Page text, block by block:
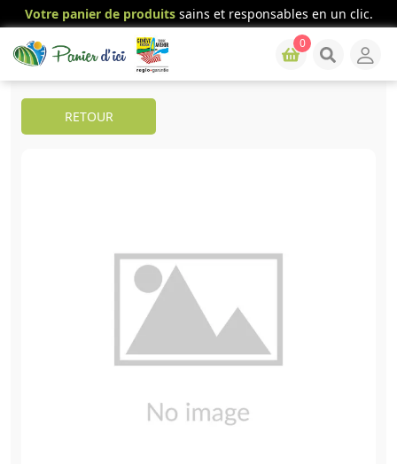
Votre panier de produitssains et responsables en un clic.
0
RETOUR